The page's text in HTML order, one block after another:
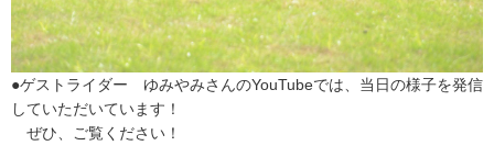
●ゲストライダー ゆみやみさんのYouTubeでは、当日の様子を発信
していただいています！
ぜひ、ご覧ください！